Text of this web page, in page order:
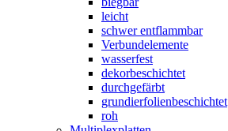
leicht
schwer entflammbar
Verbundelemente
wasserfest
dekorbeschichtet
durchgefärbt
grundierfolienbeschichtet
roh